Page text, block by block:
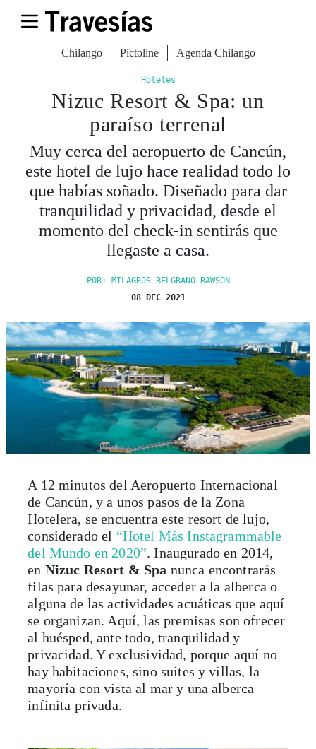
Chilango Pictoline Agenda Chilango
Hoteles
Nizuc Resort & Spa: un
paraíso terrenal
Muy cerca del aeropuerto de Cancún,
este hotel de lujo hace realidad todo lo
que habías soñado. Diseñado para dar
tranquilidad y privacidad, desde el
momento del check-in sentirás que
llegaste a casa.
POR: MILAGROS BELGRANO RAWSON
08 DEC 2021
A 12 minutos del Aeropuerto Internacional
de Cancún, y a unos pasos de la Zona
Hotelera, se encuentra este resort de lujo,
considerado el “Hotel Más Instagrammable
del Mundo en 2020”. Inaugurado en 2014,
en Nizuc Resort & Spa nunca encontrarás
filas para desayunar, acceder a la alberca o
alguna de las actividades acuáticas que aquí
se organizan. Aquí, las premisas son ofrecer
al huésped, ante todo, tranquilidad y
privacidad. Y exclusividad, porque aquí no
hay habitaciones, sino suites y villas, la
mayoría con vista al mar y una alberca
infinita privada.